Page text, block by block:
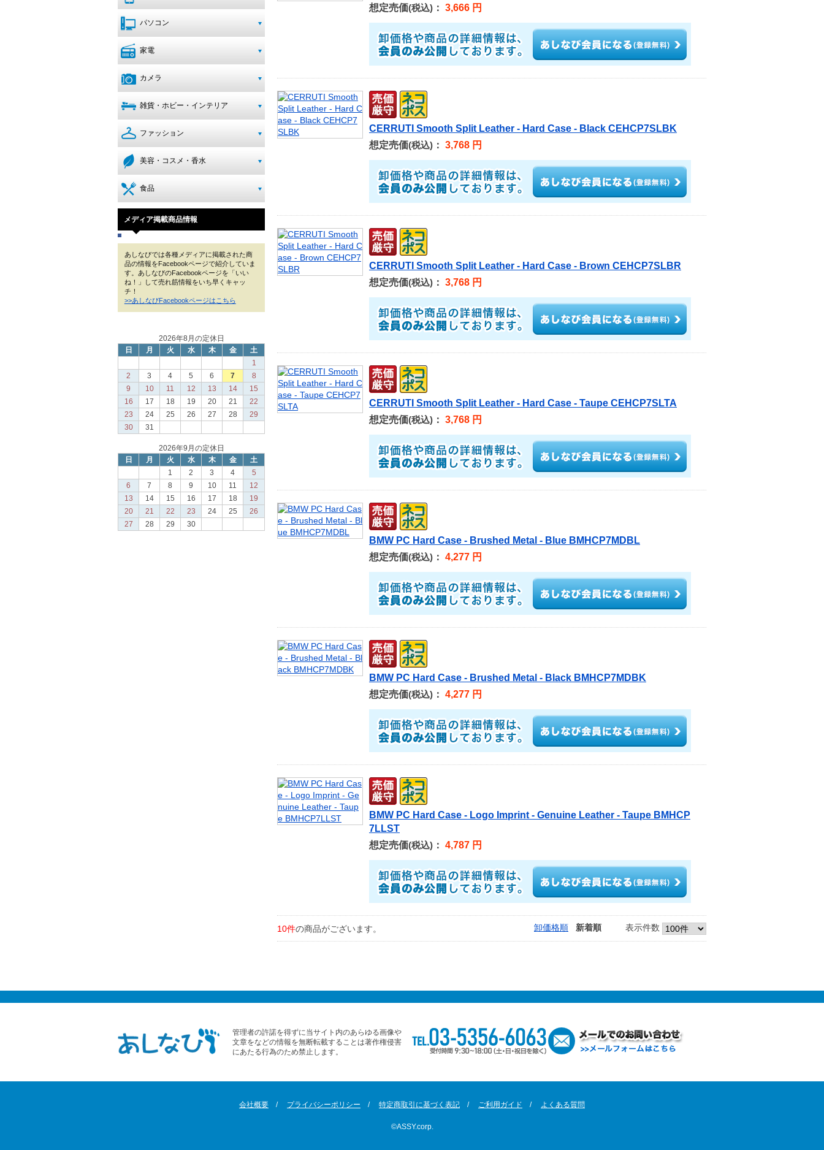
パソコン
家電
カメラ
雑貨・ホビー・インテリア
ファッション
美容・コスメ・香水
食品
メディア掲載商品情報
あしなびでは各種メディアに掲載された商
品の情報をFacebookページで紹介していま
す。あしなびのFacebookページを「いい
ね！」して売れ筋情報をいち早くキャッ
チ！
>>あしなびFacebookページはこちら
2026年8月の定休日
日
月 火 水 木 金
土
1
2
3 4 5 6 7
8
9
10 11 12 13 14
15
16
17 18 19 20 21
22
23
24 25 26 27 28
29
30
31
2026年9月の定休日
日
月 火 水 木 金
土
1
2 3 4
5
6
7 8 9 10 11
12
13
14 15 16 17 18
19
20
21 22 23 24 25
26
27
28 29 30
想定売価(税込) ： 3,666 円
CERRUTI Smooth Split Leather - Hard Case - Black CEHCP7SLBK
想定売価(税込) ： 3,768 円
CERRUTI Smooth Split Leather - Hard Case - Brown CEHCP7SLBR
想定売価(税込) ： 3,768 円
CERRUTI Smooth Split Leather - Hard Case - Taupe CEHCP7SLTA
想定売価(税込) ： 3,768 円
BMW PC Hard Case - Brushed Metal - Blue BMHCP7MDBL
想定売価(税込) ： 4,277 円
BMW PC Hard Case - Brushed Metal - Black BMHCP7MDBK
想定売価(税込) ： 4,277 円
BMW PC Hard Case - Logo Imprint - Genuine Leather - Taupe BMHCP
7LLST
想定売価(税込) ： 4,787 円
10件の商品がございます。 卸価格順 新着順 表示件数
管理者の許諾を得ずに当サイト内のあらゆる画像や
文章をなどの情報を無断転載することは著作権侵害
にあたる行為のため禁止します。
会社概要 プライバシーポリシー 特定商取引に基づく表記 ご利用ガイド よくある質問
©ASSY.corp.